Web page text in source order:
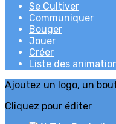
Se Cultiver
Communiquer
Bouger
Jouer
Créer
Liste des
Ajoutez un logo, un
Cliquez pour éditer